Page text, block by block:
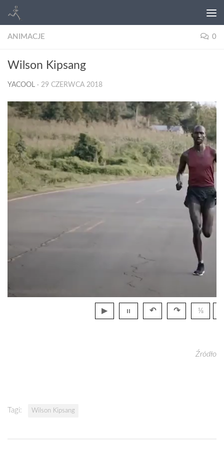
ANIMACJE 0
Wilson Kipsang
YACOOL · 29 CZERWCA 2018
▶ ıı ↶ ↷ ⅛
Źródło
Tagi: Wilson Kipsang